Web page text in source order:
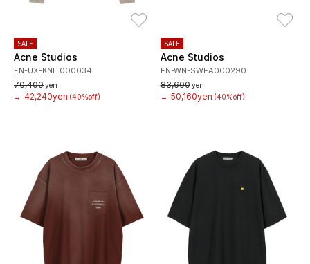
SALE
Acne Studios
FN-UX-KNIT000034
70,400yen
→ 42,240yen (40%off)
SALE
Acne Studios
FN-WN-SWEA000290
83,600yen
→ 50,160yen (40%off)